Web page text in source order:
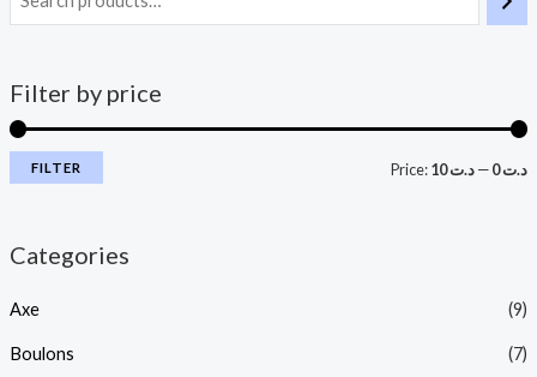
Filter by price
FILTER Price: د.ت 0 —د.ت 10
Categories
Axe (9)
Boulons (7)